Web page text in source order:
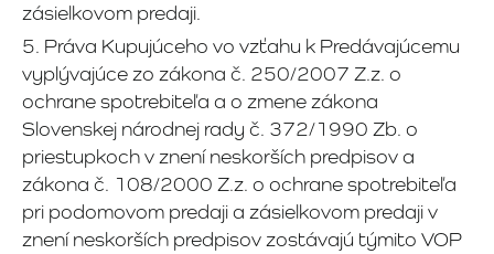
zásielkovom predaji.
5. Práva Kupujúceho vo vzťahu k Predávajúcemu
vyplývajúce zo zákona č. 250/2007 Z.z. o
ochrane spotrebiteľa a o zmene zákona
Slovenskej národnej rady č. 372/1990 Zb. o
priestupkoch v znení neskorších predpisov a
zákona č. 108/2000 Z.z. o ochrane spotrebiteľa
pri podomovom predaji a zásielkovom predaji v
znení neskorších predpisov zostávajú týmito VOP